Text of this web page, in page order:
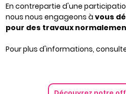
En contrepartie d'une
nous nous engageons à vous
pour des travaux
Pour plus d'informations,